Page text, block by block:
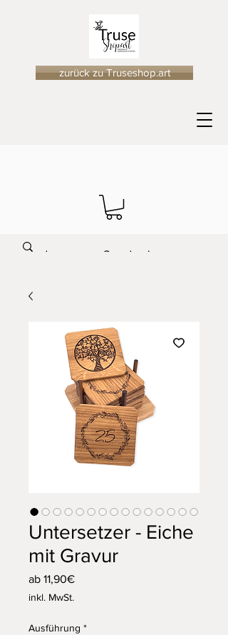
zurück zu Truseshop.art
Untersetzer - Eiche
mit Gravur
ab 11,90€Sale-
inkl. MwSt.
Ausführung *